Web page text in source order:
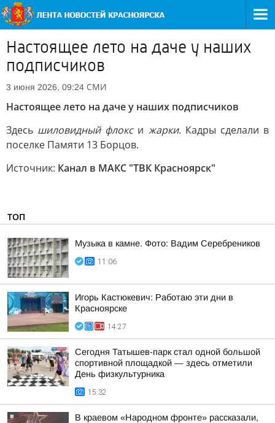
Настоящее лето на даче у наших
подписчиков
3 июня 2026, 09:24 СМИ
Настоящее лето на даче у наших подписчиков
Здесь шиловидный флокси жарки. Кадры сделали в
поселке Памяти 13 Борцов.
Источник: Канал в МАКС "ТВК Красноярск"
ТОП
Музыка в камне. Фото: Вадим Серебреников
11:06
Игорь Кастюкевич: Работаю эти дни в
Красноярске
14:27
Сегодня Татышев-парк стал одной большой
спортивной площадкой — здесь отметили
День физкультурника
15:32
В краевом «Народном фронте» рассказали,